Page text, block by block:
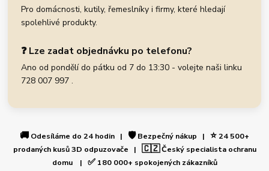
Pro domácnosti, kutily, řemeslníky i firmy, které hledají
spolehlivé produkty.
❓ Lze zadat objednávku po telefonu?
Ano od pondělí do pátku od 7 do 13:30 - volejte naši linku
728 007 997 .
🚚 Odesíláme do 24 hodin | 🛡️Bezpečný nákup | ⭐24 500+
prodaných kusů 3D odpuzovače | 🇨🇿Český specialista ochranu
domu | ✅180 000+ spokojených zákazníků